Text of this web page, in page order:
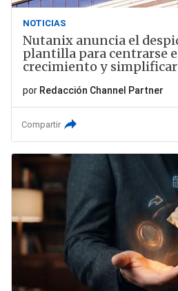
NOTICIAS
Nutanix anuncia el
plantilla para centrarse
crecimiento y
por Redacción Channel Partner
Compartir